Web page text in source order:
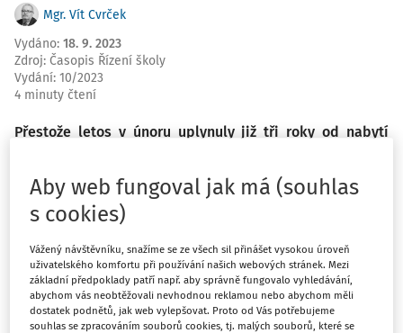
Mgr. Vít Cvrček
Vydáno: 18. 9. 2023
Zdroj: Časopis Řízení školy
Vydání: 10/2023
4 minuty čtení
Přestože letos v únoru uplynuly již tři roky od nabytí
služby
(dále jen „Zákon“), jeho implementace zatím
příliš nepokročila. I proto se tým Digitální informační
agentury, do jehož gesce tato norma přešla z
věnovat.
Aby web fungoval jak má (souhlas
s cookies)
Vážený návštěvníku, snažíme se ze všech sil přinášet vysokou úroveň
uživatelského komfortu při používání našich webových stránek. Mezi
základní předpoklady patří např. aby správně fungovalo vyhledávání,
abychom vás neobtěžovali nevhodnou reklamou nebo abychom měli
dostatek podnětů, jak web vylepšovat. Proto od Vás potřebujeme
souhlas se zpracováním souborů cookies, tj. malých souborů, které se